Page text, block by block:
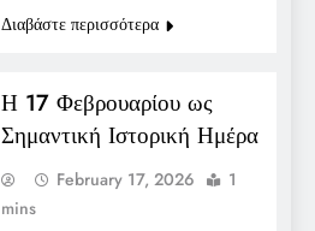
Διαβάστε περισσότερα
Η 17 Φεβρουαρίου ως
Σημαντική Ιστορική Ημέρα
February 17, 2026
1
mins